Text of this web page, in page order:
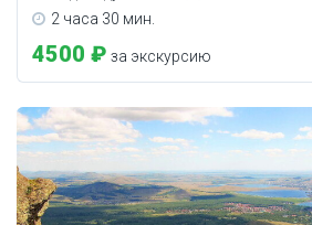
2 часа 30 мин.
4500 ₽ за экскурсию